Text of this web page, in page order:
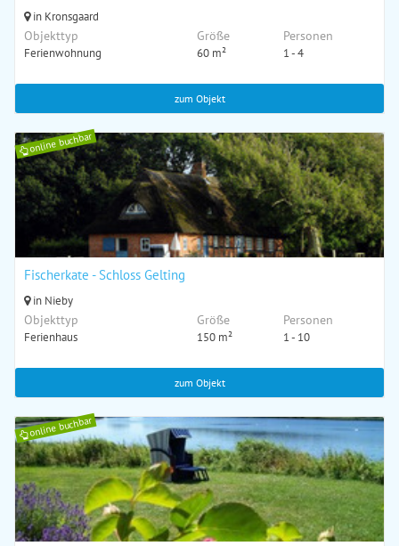
in Kronsgaard
Objekttyp
Ferienwohnung
Größe
60 m²
Personen
1 - 4
zum Objekt
online buchbar
Fischerkate - Schloss Gelting
in Nieby
Objekttyp
Ferienhaus
Größe
150 m²
Personen
1 - 10
zum Objekt
online buchbar